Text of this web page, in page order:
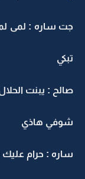
جت ساره : لمى
تبكي
صالح : يبنت
شوفي هاذي
ساره : حرام عليك